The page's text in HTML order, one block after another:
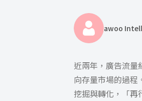
awoo
近兩年，廣告流量
向存量市場的過
挖掘與轉化，「再